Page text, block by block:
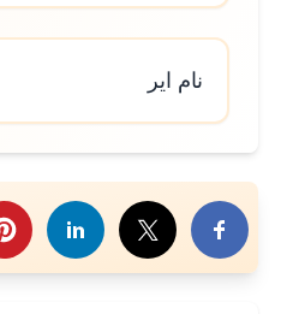
نام اير
هذا الموضوع